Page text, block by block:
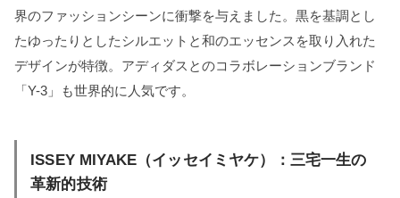
界のファッションシーンに衝撃を与えました。黒を基調とし
たゆったりとしたシルエットと和のエッセンスを取り入れた
デザインが特徴。アディダスとのコラボレーションブランド
「Y-3」も世界的に人気です。
ISSEY MIYAKE（イッセイミヤケ）：三宅一生の
革新的技術